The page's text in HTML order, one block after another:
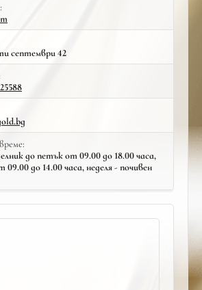
септември 42
до петък от 09.00 до 18.00 часа,
до 14.00 часа, неделя - почивен